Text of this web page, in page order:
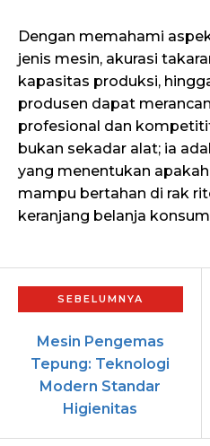
Dengan memahami
jenis mesin, akurasi
kapasitas produksi,
produsen dapat
profesional dan
bukan sekadar alat; ia
yang menentukan
mampu bertahan di rak
keranjang belanja
Mesin Pengemas
Tepung: Teknologi
Modern Standar
Higienitas